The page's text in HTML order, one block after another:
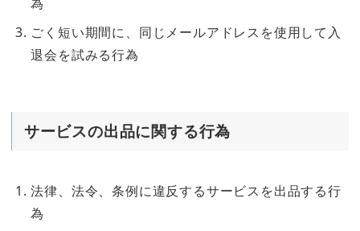
為
ごく短い期間に、同じメールアドレスを使用して入
退会を試みる行為
サービスの出品に関する行為
法律、法令、条例に違反するサービスを出品する行
為